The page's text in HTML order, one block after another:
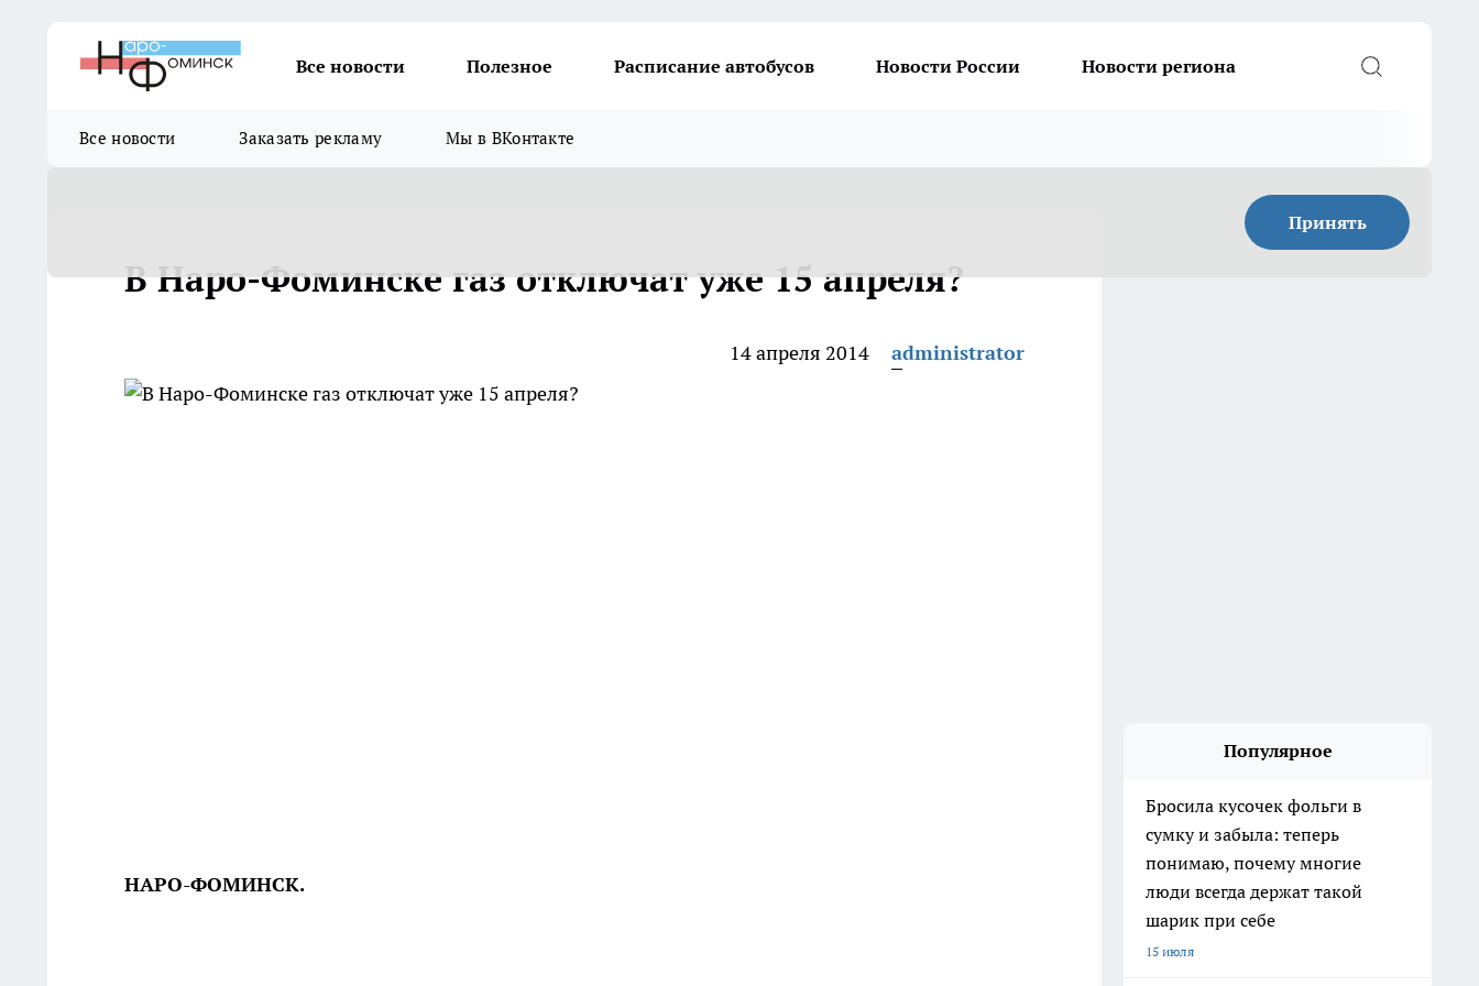
Все новости Полезное Расписание автобусов Новости России Новости региона
Все новости Заказать рекламу Мы в ВКонтакте
Принять
В Наро-Фоминске газ отключат уже 15 апреля?
14 апреля 2014 administrator
НАРО-ФОМИНСК.
Популярное
Бросила кусочек фольги в
сумку и забыла: теперь
понимаю, почему многие
люди всегда держат такой
шарик при себе
15 июля